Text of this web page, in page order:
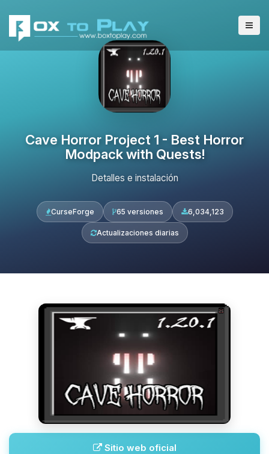
Cave Horror Project 1 - Best Horror
Modpack with Quests!
Detalles e instalación
CurseForge 65 versiones 6,034,123
Actualizaciones diarias
Sitio web oficial